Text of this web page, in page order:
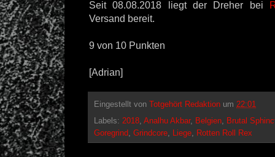
Seit 08.08.2018 liegt der Dreher bei
Versand bereit.
9 von 10 Punkten
[Adrian]
Eingestellt von Totgehört Redaktion um 22:01
Labels: 2018 Analhu Akbar, Belgien Brutal
Goregrind Grindcore Liege Rotten Roll Rex